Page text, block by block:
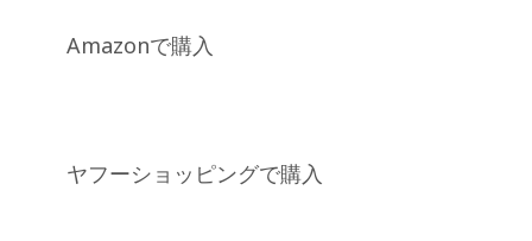
Amazonで購入
ヤフーショッピングで購入